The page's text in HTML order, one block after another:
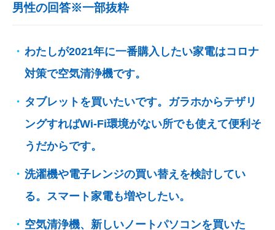
男性の回答※一部抜粋
わたしが2021年に一番購入したい家電はコロナ
対策で空気清浄機です。
タブレットを買いたいです。ガラホからテザリ
ングすればWi-Fi環境がない所でも使えて便利そ
うだからです。
洗濯機や電子レンジの買い替えを検討してい
る。スマート家電も増やしたい。
空気清浄機、新しいノートパソコンを買いた